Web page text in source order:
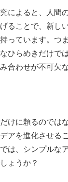
によると、人間
ることで、新し
っています。つ
ひらめきだけで
合わせが不可欠
けに頼るのでは
アを進化させる
は、シンプルな
ょうか？